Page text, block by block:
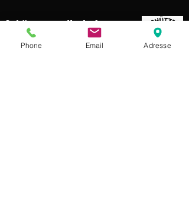
Schützengesellschaft
Weissenbach-Boltigen
Phone Email Adresse